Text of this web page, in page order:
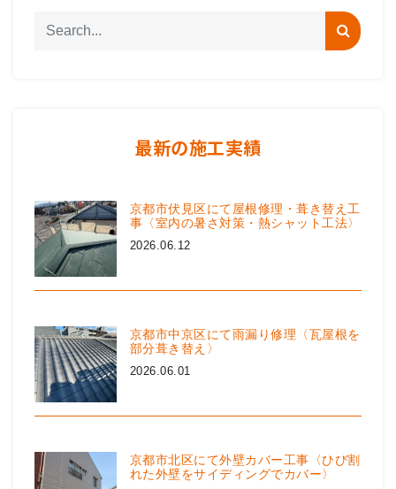
最新の施工実績
京都市伏見区にて屋根修理・葺き替え工
事〈室内の暑さ対策・熱シャット工法〉
2026.06.12
京都市中京区にて雨漏り修理〈瓦屋根を
部分葺き替え〉
2026.06.01
京都市北区にて外壁カバー工事〈ひび割
れた外壁をサイディングでカバー〉